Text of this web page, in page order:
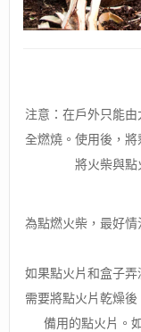
注意：在戶外只能
全燃燒。使用後，
將火柴與點
為點燃火柴，最好
如果點火片和盒子
需要將點火片乾燥
備用的點火片。